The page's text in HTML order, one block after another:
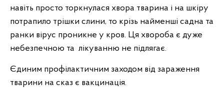
навіть просто торкнулася хвора тварина і на шкіру
потрапило трішки слини, то крізь найменші садна та
ранки вірус проникне у кров. Ця хвороба є дуже
небезпечною та лікуванню не підлягає.
Єдиним профілактичним заходом від зараження
тварини на сказ є вакцинація.